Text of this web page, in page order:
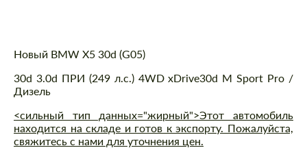
Описание
Новый BMW X5 30d (G05)
30d 3.0d ПРИ (249 л.с.) 4WD xDrive30d M Sport Pro /
Дизель
<сильный тип данных="жирный">Этот автомобиль
находится на складе и готов к экспорту. Пожалуйста,
свяжитесь с нами для уточнения цен.